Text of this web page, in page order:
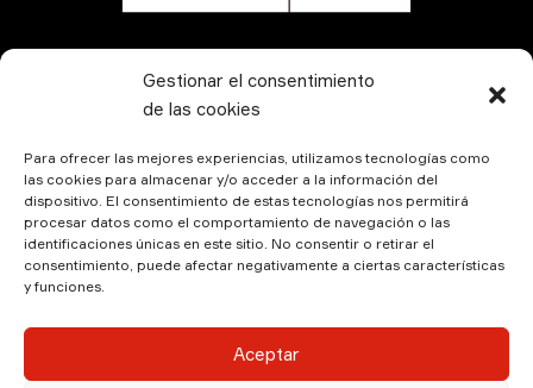
Gestionar el consentimiento
de las cookies
Para ofrecer las mejores experiencias, utilizamos tecnologías como
las cookies para almacenar y/o acceder a la información del
dispositivo. El consentimiento de estas tecnologías nos permitirá
procesar datos como el comportamiento de navegación o las
identificaciones únicas en este sitio. No consentir o retirar el
consentimiento, puede afectar negativamente a ciertas características
y funciones.
Aceptar